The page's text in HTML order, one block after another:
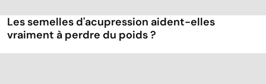
Les semelles d'acupression aident-elles
vraiment à perdre du poids ?